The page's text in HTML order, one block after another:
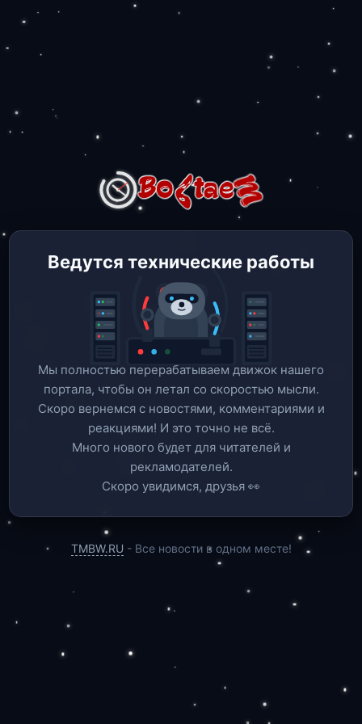
Ведутся технические работы
Мы полностью перерабатываем движок нашего
портала, чтобы он летал со скоростью мысли.
Скоро вернемся c новостями, комментариями и
реакциями! И это точно не всё.
Много нового будет для читателей и
рекламодателей.
Скоро увидимся, друзья 👀
TMBW.RU - Все новости в одном месте!